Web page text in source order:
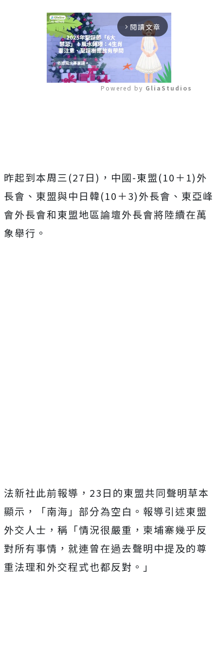
arrow_forward_ios 閱讀文章
Powered by GliaStudios
昨起到本周三(27日)，中國-東盟(10＋1)外
長會、東盟與中日韓(10＋3)外長會、東亞峰
會外長會和東盟地區論壇外長會將陸續在萬
象舉行。
法新社此前報導，23日的東盟共同聲明草本
顯示，「南海」部分為空白。報導引述東盟
外交人士，稱「情況很嚴重，柬埔寨幾乎反
對所有事情，就連曾在過去聲明中提及的尊
重法理和外交程式也都反對。」